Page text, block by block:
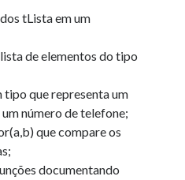
JOIN mb_posts
= '1' ) AND
comment_parent = 0
< '2026-08-
tLista em um
de elementos do tipo
tipo que representa um
número de telefone;
que compare os
documentando